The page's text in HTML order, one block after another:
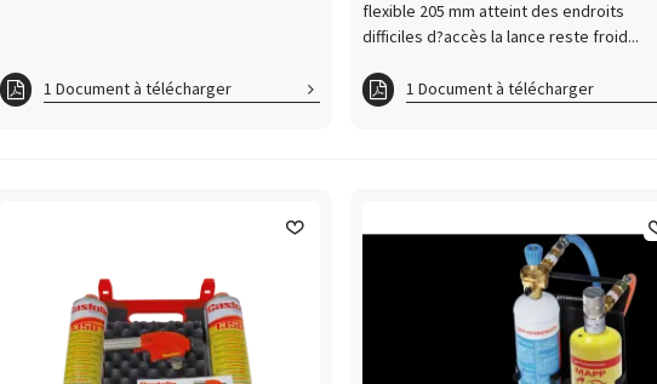
1 Document à télécharger
flexible 205 mm atteint des endroits
difficiles d?accès la lance reste froid...
1 Document à télécharger